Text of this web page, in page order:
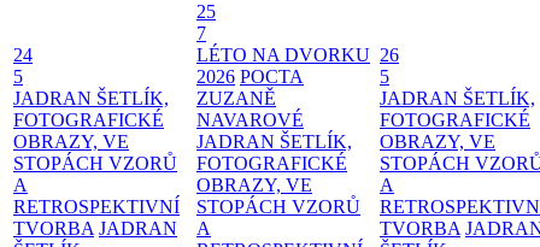
24
5
JADRAN ŠETLÍK,
FOTOGRAFICKÉ
OBRAZY, VE
STOPÁCH VZORŮ
A
RETROSPEKTIVNÍ
TVORBA JADRAN
25
7
LÉTO NA DVORKU
2026 POCTA
ZUZANĚ
NAVAROVÉ
JADRAN ŠETLÍK,
FOTOGRAFICKÉ
OBRAZY, VE
STOPÁCH VZORŮ
A
26
5
JADRAN ŠETLÍK,
FOTOGRAFICKÉ
OBRAZY, VE
STOPÁCH
A
TVORBA